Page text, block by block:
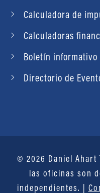
Calculadora de
Calculadoras
Boletín informativo
Directorio de
© 2026 Daniel Ahart
las oficinas son
independientes. |